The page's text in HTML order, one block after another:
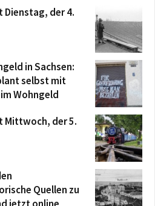
Dienstag, der 4.
in Sachsen:
selbst mit
Wohngeld
Mittwoch, der 5.
Quellen zu